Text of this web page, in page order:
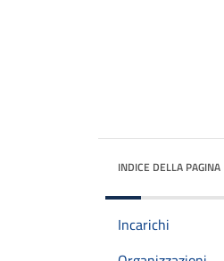
INDICE DELLA PAGINA
Incarichi